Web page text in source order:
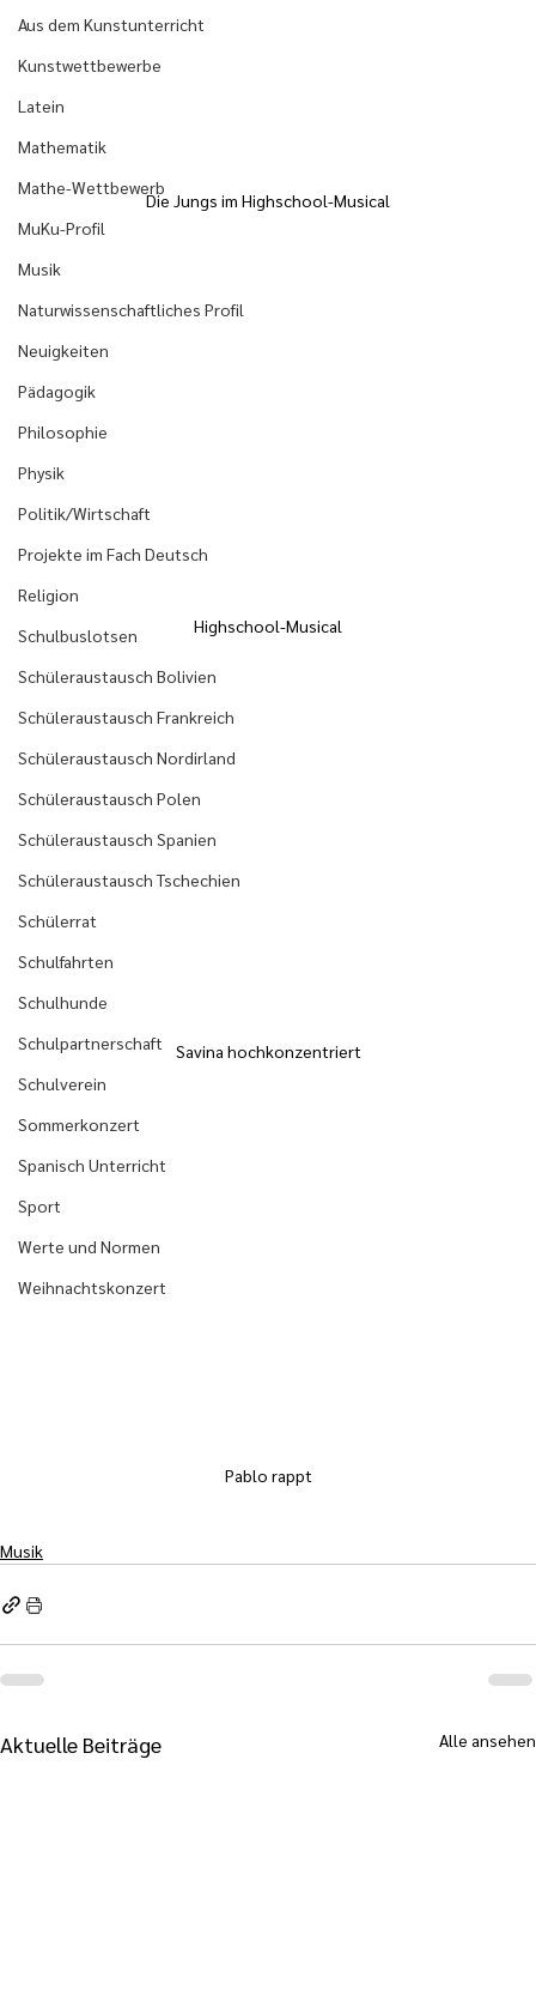
Aus dem Kunstunterricht
Kunstwettbewerbe
Latein
Mathematik
Mathe-Wettbewerb
MuKu-Profil
Musik
Naturwissenschaftliches Profil
Neuigkeiten
Pädagogik
Philosophie
Physik
Politik/Wirtschaft
Projekte im Fach Deutsch
Religion
Schulbuslotsen
Schüleraustausch Bolivien
Schüleraustausch Frankreich
Schüleraustausch Nordirland
Schüleraustausch Polen
Schüleraustausch Spanien
Schüleraustausch Tschechien
Schülerrat
Schulfahrten
Schulhunde
Schulpartnerschaft
Schulverein
Sommerkonzert
Spanisch Unterricht
Sport
Werte und Normen
Weihnachtskonzert
Die Jungs im Highschool-Musical
Highschool-Musical
Savina hochkonzentriert
Pablo rappt
Musik
Aktuelle Beiträge Alle ansehen